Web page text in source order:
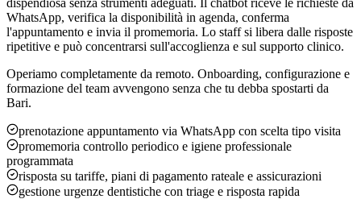
WhatsApp, verifica la disponibilità in agenda, conferma
l'appuntamento e invia il promemoria. Lo staff si libera dalle risposte
ripetitive e può concentrarsi sull'accoglienza e sul supporto clinico.
Operiamo completamente da remoto. Onboarding, configurazione e
formazione del team avvengono senza che tu debba spostarti da
Bari.
prenotazione appuntamento via WhatsApp con scelta tipo visita
promemoria controllo periodico e igiene professionale
programmata
risposta su tariffe, piani di pagamento rateale e assicurazioni
gestione urgenze dentistiche con triage e risposta rapida